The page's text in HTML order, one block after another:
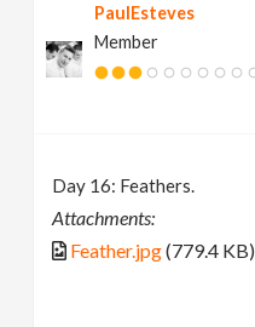
PaulEsteves
Member
Day 16: Feathers.
Attachments:
Feather.jpg(779.4 KB)